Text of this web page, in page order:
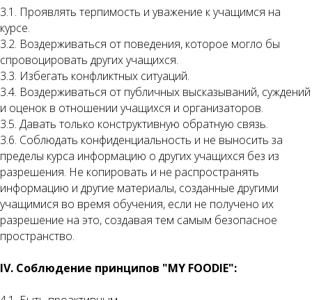
3.1. Проявлять терпимость и уважение к учащимся на
курсе.
3.2. Воздерживаться от поведения, которое могло бы
спровоцировать других учащихся.
3.3. Избегать конфликтных ситуаций.
3.4. Воздерживаться от публичных высказываний, суждений
и оценок в отношении учащихся и организаторов.
3.5. Давать только конструктивную обратную связь.
3.6. Соблюдать конфиденциальность и не выносить за
пределы курса информацию о других учащихся без из
разрешения. Не копировать и не распространять
информацию и другие материалы, созданные другими
учащимися во время обучения, если не получено их
разрешение на это, создавая тем самым безопасное
пространство.
IV. Соблюдение принципов "MY FOODIE":